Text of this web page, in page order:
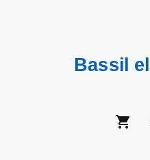
Bassil